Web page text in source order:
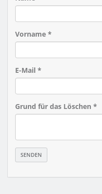
Vorname *
E-Mail *
Grund für das Löschen *